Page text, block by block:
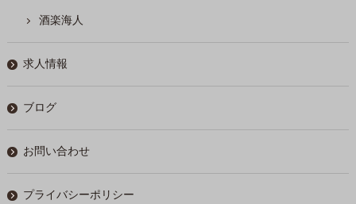
酒楽海人
求人情報
ブログ
お問い合わせ
プライバシーポリシー